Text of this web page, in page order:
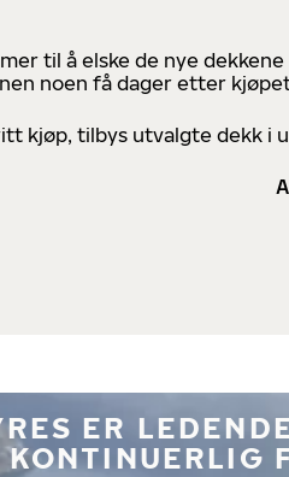
til å elske de nye
noen få dager etter
kjøp, tilbys utvalgte dekk i
ER